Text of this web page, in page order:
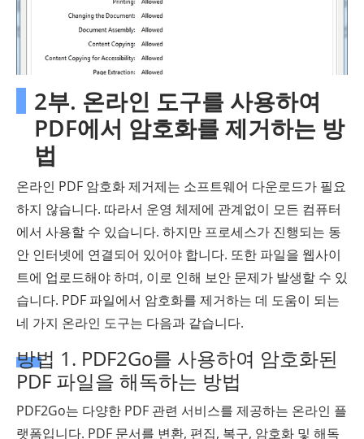
2부. 온라인 도구를 사용하여
PDF에서 암호화를 제거하는 방
법
온라인 PDF 암호화 제거제는 소프트웨어 다운로드가 필요
하지 않습니다. 따라서 운영 체제에 관계없이 모든 컴퓨터
에서 사용할 수 있습니다. 하지만 프로세스가 진행되는 동
안 인터넷에 연결되어 있어야 합니다. 또한 파일을 웹사이
트에 업로드해야 하며, 이로 인해 보안 문제가 발생할 수 있
습니다. PDF 파일에서 암호화를 제거하는 데 도움이 되는
네 가지 온라인 도구는 다음과 같습니다.
방법 1. PDF2Go를 사용하여 암호화된
PDF 파일을 해독하는 방법
PDF2Go는 다양한 PDF 관련 서비스를 제공하는 온라인 플
랫폼입니다. PDF 문서를 변환, 편집, 복구, 암호화 및 해독